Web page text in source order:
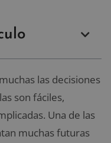
las decisiones
son fáciles,
Una de las
muchas futuras